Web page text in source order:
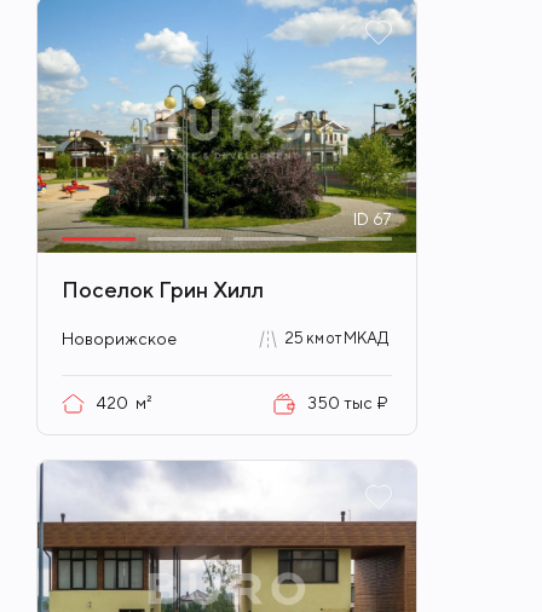
ID67
Поселок Грин Хилл
Новорижское 25 км от МКАД
420 м² 350 тыс ₽